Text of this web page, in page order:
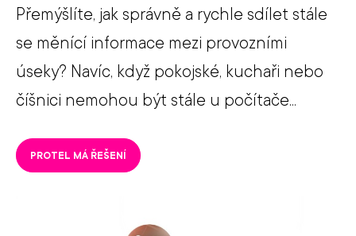
Přemýšlíte, jak správně a rychle sdílet stále
se měnící informace mezi provozními
úseky? Navíc, když pokojské, kuchaři nebo
číšnici nemohou být stále u počítače...
PROTEL MÁ ŘEŠENÍ